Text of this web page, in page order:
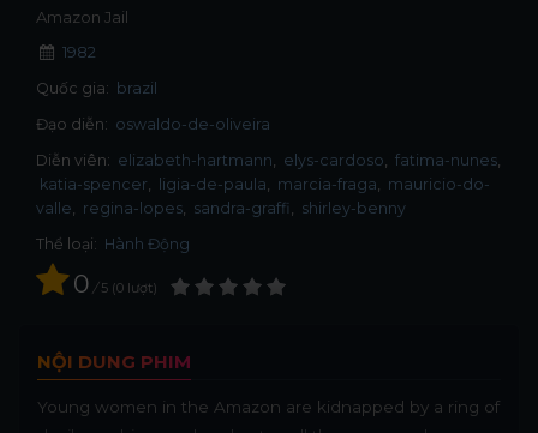
Amazon Jail
1982
Quốc gia: brazil
Đạo diễn: oswaldo-de-oliveira
Diễn viên: elizabeth-hartmann elys-cardoso
fatima-nunes
katia-spencer
ligia-de-paula marcia-fraga
mauricio-do-
valle
regina-lopes sandra-graffi
shirley-benny
Thể loại: Hành Động
0 / 5 0 lượt
NỘI DUNG PHIM
Young women in the Amazon are kidnapped by a ring of